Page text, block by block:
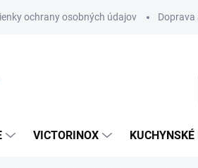
ochrany osobných údajov
VICTORINOX KUCHYNSKÉ